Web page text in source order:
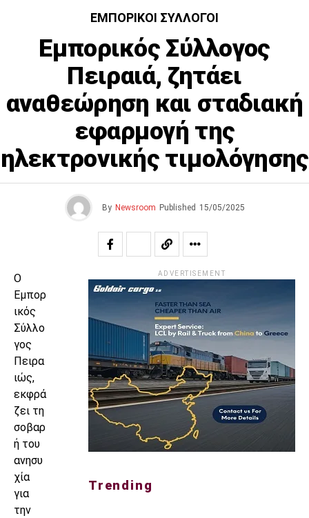
ΕΜΠΟΡΙΚΟΊ ΣΎΛΛΟΓΟΙ
Εμπορικός Σύλλογος
Πειραιά, ζητάει
αναθεώρηση και σταδιακή
εφαρμογή της
ηλεκτρονικής τιμολόγησης
By Newsroom Published 15/05/2025
Ο
Εμπορ
ικός
Σύλλο
γος
Πειρα
ιώς,
εκφρά
ζει τη
σοβαρ
ή του
ανησυ
χία
για
την
ADVERTISEMENT
Trending